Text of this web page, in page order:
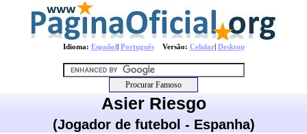
Idioma: Español| PortuguêsVersão: Celular| Desktop
Asier Riesgo
(Jogador de futebol - Espanha)